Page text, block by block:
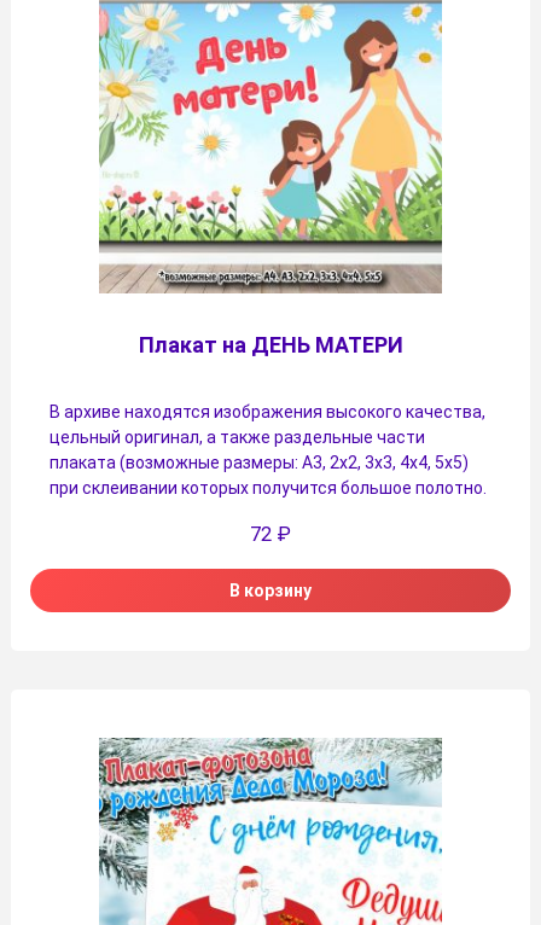
Плакат на ДЕНЬ МАТЕРИ
В архиве находятся изображения высокого качества,
цельный оригинал, а также раздельные части
плаката (возможные размеры: А3, 2х2, 3х3, 4х4, 5х5)
при склеивании которых получится большое полотно.
72 ₽
В корзину